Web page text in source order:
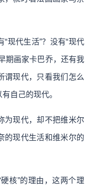
现代生活”？没有“现代
期画家卡巴乔，还有我
谓现代，只看我们怎么
自己的现代。
为现代，却不把维米尔
的现代生活和维米尔的
核”的理由，这两个理